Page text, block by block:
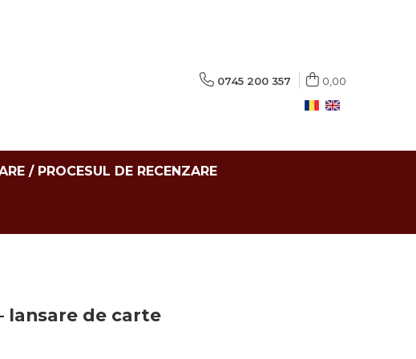
0745 200 357 0,00
/ PROCESUL DE RECENZARE
lansare de carte